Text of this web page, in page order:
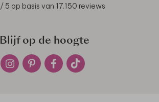
/ 5 op basis van 17.150 reviews
Blijf op de hoogte